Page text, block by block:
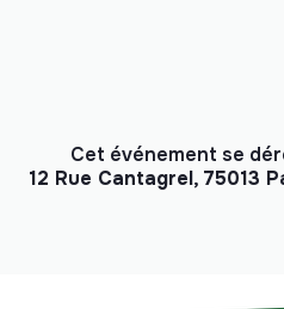
Cet événement se
12 Rue Cantagrel, 75013